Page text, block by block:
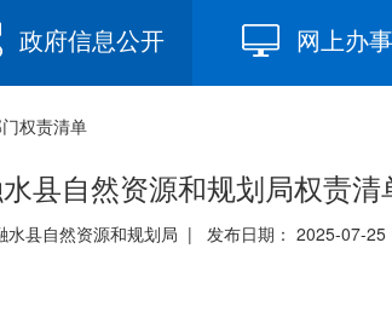
政府信息公开 网上办事
权责清单
县自然资源和规划局权责清
水县自然资源和规划局 | 发布日期： 2025-07-